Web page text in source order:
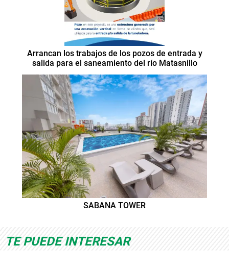
Arrancan los trabajos de los pozos de entrada y
salida para el saneamiento del río Matasnillo
SABANA TOWER
TE PUEDE INTERESAR